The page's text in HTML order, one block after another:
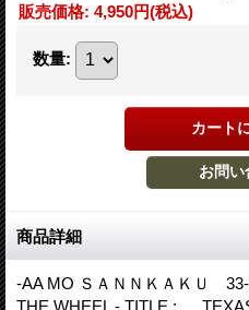
販売価格: 4,950円(税込)
数量:
商品詳細
-AA MO ＳＡＮＮＫＡＫＵ
THE WHEEL - TITLE :